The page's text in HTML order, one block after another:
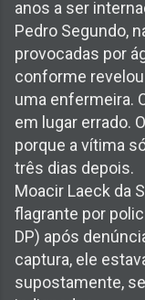
anos a ser
Pedro Segundo,
provocadas por
conforme
uma enfermeira.
em lugar errado.
porque a vítima
três dias depois.
Moacir Laeck da
flagrante por
DP) após
captura, ele
supostamente,